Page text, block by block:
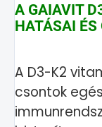
A GAIAVIT
HATÁSAI ÉS
A D3-K2
csontok